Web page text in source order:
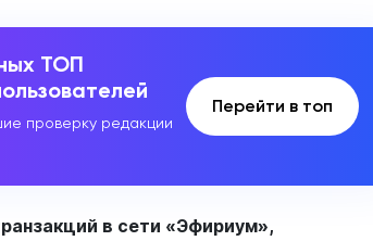
ТОП
проверку редакции
Перейти в топ
в сети «Эфириум»,